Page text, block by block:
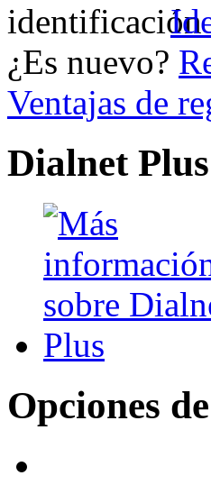
¿Es nuevo?
Ventajas de
Dialnet Plus
Opciones